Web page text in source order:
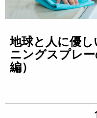
地球と人に優
ニングスプレ
編）